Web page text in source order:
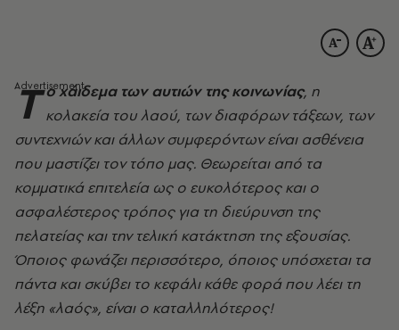
Τ ο χάιδεμα των αυτιών της κοινωνίας, η
κολακεία του λαού, των διαφόρων τάξεων, των
συντεχνιών και άλλων συμφερόντων είναι ασθένεια
που μαστίζει τον τόπο μας. Θεωρείται από τα
κομματικά επιτελεία ως ο ευκολότερος και ο
ασφαλέστερος τρόπος για τη διεύρυνση της
πελατείας και την τελική κατάκτηση της εξουσίας.
Όποιος φωνάζει περισσότερο, όποιος υπόσχεται τα
πάντα και σκύβει το κεφάλι κάθε φορά που λέει τη
λέξη «λαός», είναι ο καταλληλότερος!